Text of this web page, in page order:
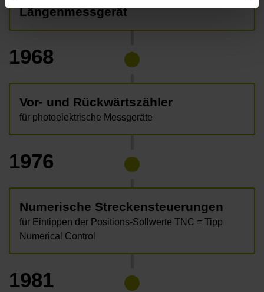
Längenmessgerät
1968
Vor- und Rückwärtszähler
für photoelektrische Messgeräte
1976
Numerische Streckensteuerungen
für Eintippen der Positions-Sollwerte TNC = Tipp
Numerical Control
1981